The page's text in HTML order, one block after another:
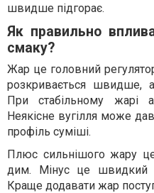
швидше підгорає.
Як правильно
смаку?
Жар це головний
розкривається швидше,
При стабільному жарі
Неякісне вугілля може
профіль суміші.
Плюс сильнішого жару
дим. Мінус це швидкий
Краще додавати жар